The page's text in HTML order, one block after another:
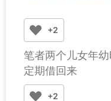
+2
笔者两个儿女年
定期借回来
+2